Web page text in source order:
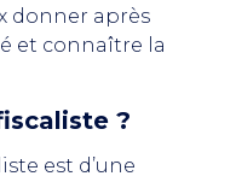
donner après
et connaître la
?
est d’une